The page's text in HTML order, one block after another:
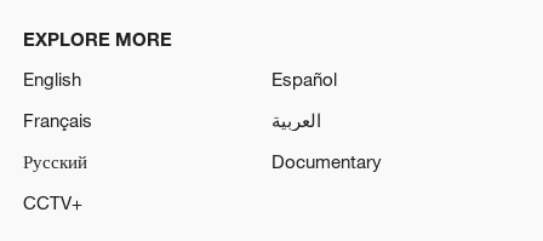
EXPLORE MORE
English
Español
Français
العربية
Русский
Documentary
CCTV+